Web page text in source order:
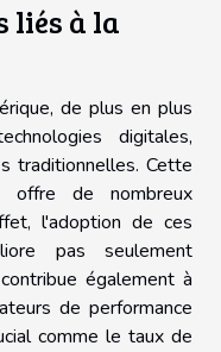
liés à la
de plus en plus
digitales,
traditionnelles. Cette
offre de nombreux
l'adoption de ces
pas seulement
également à
de performance
comme le taux de